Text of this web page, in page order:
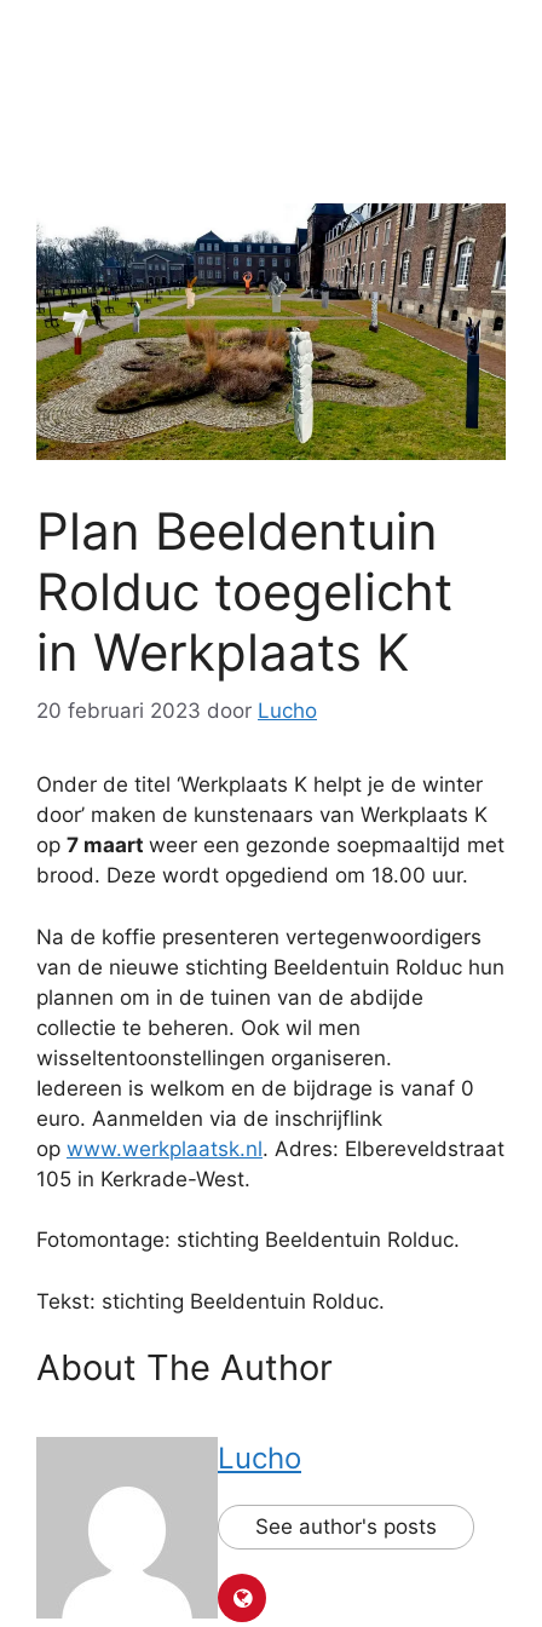
Plan Beeldentuin
Rolduc toegelicht
in Werkplaats K
20 februari 2023 door Lucho
Onder de titel ‘Werkplaats K helpt je de winter
door’ maken de kunstenaars van Werkplaats K
op 7 maart weer een gezonde soepmaaltijd met
brood. Deze wordt opgediend om 18.00 uur.
Na de koffie presenteren vertegenwoordigers
van de nieuwe stichting Beeldentuin Rolduc hun
plannen om in de tuinen van de abdijde
collectie te beheren. Ook wil men
wisseltentoonstellingen organiseren.
Iedereen is welkom en de bijdrage is vanaf 0
euro. Aanmelden via de inschrijflink
op www.werkplaatsk.nl. Adres: Elbereveldstraat
105 in Kerkrade-West.
Fotomontage: stichting Beeldentuin Rolduc.
Tekst: stichting Beeldentuin Rolduc.
About The Author
Lucho
See author's posts